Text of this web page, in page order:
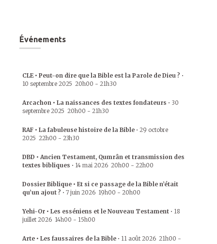
Événements
CLE • Peut-on dire que la Bible est la Parole de Dieu ? •
10 septembre 2025 20h00 - 21h30
Arcachon • La naissances des textes fondateurs • 30
septembre 2025 20h00 - 21h30
RAF • La fabuleuse histoire de la Bible • 29 octobre
2025 22h00 - 23h30
DBD • Ancien Testament, Qumrân et transmission des
textes bibliques • 14 mai 2026 20h00 - 22h00
Dossier Biblique • Et si ce passage de la Bible n’était
qu’un ajout ? • 7 juin 2026 19h00 - 20h00
Yehi-Or • Les esséniens et le Nouveau Testament • 18
juillet 2026 14h00 - 15h00
Arte • Les faussaires de la Bible • 11 août 2026 21h00 -